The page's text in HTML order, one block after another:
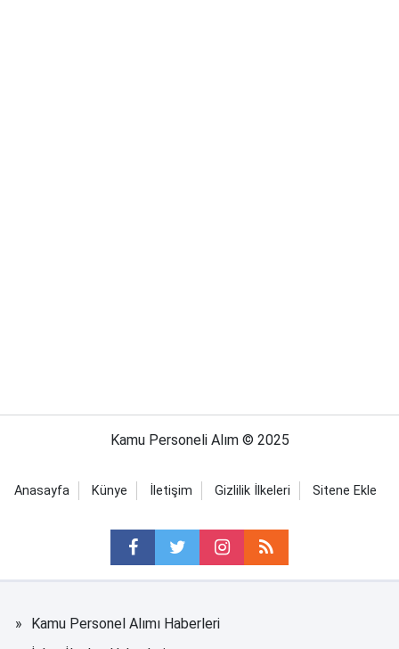
Kamu Personeli Alım © 2025
Anasayfa Künye İletişim Gizlilik İlkeleri Sitene Ekle
Kamu Personel Alımı Haberleri